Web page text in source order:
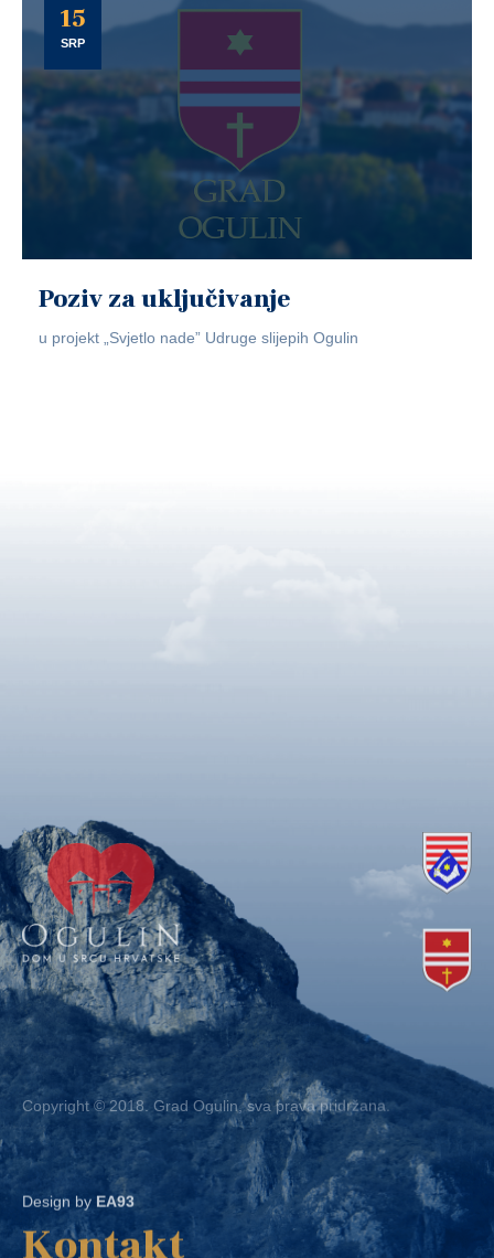
15
SRP
Poziv za uključivanje
u projekt „Svjetlo nade” Udruge slijepih Ogulin
Copyright © 2018. Grad Ogulin, sva prava pridržana.
Design byEA93
Kontakt